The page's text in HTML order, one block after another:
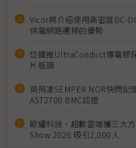
Vicor將介紹使用高密度DC-
供電網路遷移的優勢
岱鐠推UltraConduct導電膠
片瓶頸
英飛凌SEMPER NOR快閃記
AST2700 BMC認證
歐耀科技、超數雲端攜三大
Show 2026 吸引2,000人